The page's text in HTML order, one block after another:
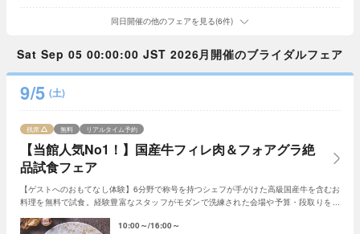
同日開催の他のフェアを見る(6件)
Sat Sep 05 00:00:00 JST 2026月開催のブライダルフェア
9/5 (土)
【当館人気No1！】国産牛フィレ肉＆フォアグラ絶
品試食フェア
残席 無料 リアルタイム予約
【ゲストへのおもてなし体験】6分野で称号を持つシェフが手がけた高級国産牛を含むお
料理を無料で試食。経験豊富なスタッフがモダンで洗練された会場や予算・段取りをご
10:00～ 16:00～